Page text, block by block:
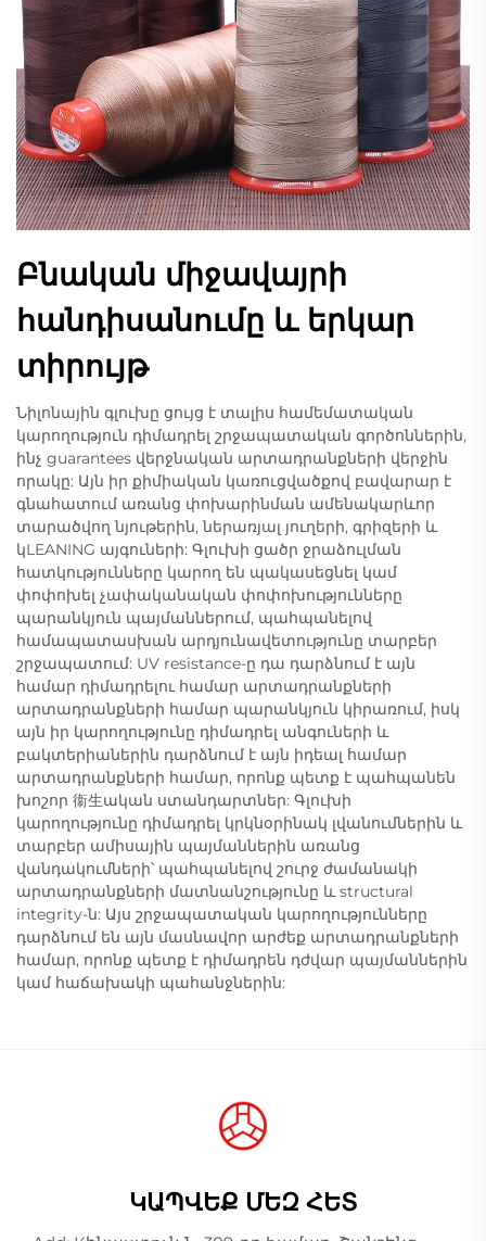
Բնական միջավայրի
հանդիսանումը և երկար
տիրույթ
Նիլոնային գլուխը ցույց է տալիս համեմատական
կարողություն դիմադրել շրջապատական գործոններին,
ինչ guarantees վերջնական արտադրանքների վերջին
որակը: Այն իր քիմիական կառուցվածքով բավարար է
գնահատում առանց փոխարինման ամենակարևոր
տարածվող նյութերին, ներառյալ յուղերի, գրիզերի և
կLEANING այգուների: Գլուխի ցածր ջրաձուլման
հատկությունները կարող են պակասեցնել կամ
փոփոխել չափականական փոփոխությունները
պարանկյուն պայմաններում, պահպանելով
համապատասխան արդյունավետությունը տարբեր
շրջապատում: UV resistance-ը դա դարձնում է այն
համար դիմադրելու համար արտադրանքների
արտադրանքների համար պարանկյուն կիրառում, իսկ
այն իր կարողությունը դիմադրել անգուների և
բակտերիաներին դարձնում է այն իդեալ համար
արտադրանքների համար, որոնք պետք է պահպանեն
խոշոր 衞生ական ստանդարտներ: Գլուխի
կարողությունը դիմադրել կրկնօրինակ լվանումներին և
տարբեր ամիսային պայմաններին առանց
վանդակումների՝ պահպանելով շուրջ ժամանակի
արտադրանքների մատնանշությունը և structural
integrity-ն: Այս շրջապատական կարողությունները
դարձնում են այն մասնավոր արժեք արտադրանքների
համար, որոնք պետք է դիմադրեն դժվար պայմաններին
կամ հաճախակի պահանջներին:
ԿԱՊՎԵՔ ՄԵԶ ՀԵՏ